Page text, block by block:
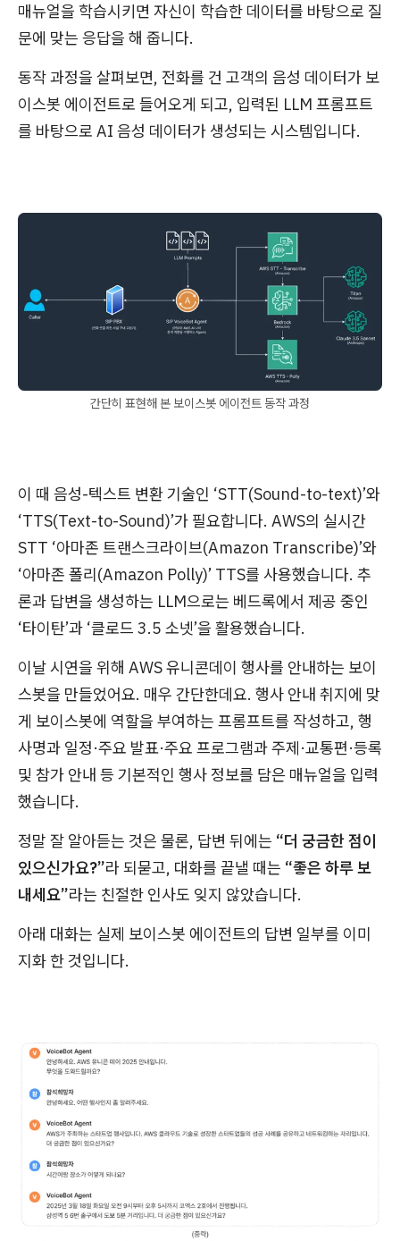
매뉴얼을 학습시키면 자신이 학습한 데이터를 바탕으로 질
문에 맞는 응답을 해 줍니다.
동작 과정을 살펴보면, 전화를 건 고객의 음성 데이터가 보
이스봇 에이전트로 들어오게 되고, 입력된 LLM 프롬프트
를 바탕으로 AI 음성 데이터가 생성되는 시스템입니다.
간단히 표현해 본 보이스봇 에이전트 동작 과정
이 때 음성-텍스트 변환 기술인 ‘STT(Sound-to-text)’와
‘TTS(Text-to-Sound)’가 필요합니다. AWS의 실시간
STT ‘아마존 트랜스크라이브(Amazon Transcribe)’와
‘아마존 폴리(Amazon Polly)’ TTS를 사용했습니다. 추
론과 답변을 생성하는 LLM으로는 베드록에서 제공 중인
‘타이탄’과 ‘클로드 3.5 소넷’을 활용했습니다.
이날 시연을 위해 AWS 유니콘데이 행사를 안내하는 보이
스봇을 만들었어요. 매우 간단한데요. 행사 안내 취지에 맞
게 보이스봇에 역할을 부여하는 프롬프트를 작성하고, 행
사명과 일정·주요 발표·주요 프로그램과 주제·교통편·등록
및 참가 안내 등 기본적인 행사 정보를 담은 매뉴얼을 입력
했습니다.
정말 잘 알아듣는 것은 물론, 답변 뒤에는 “더 궁금한 점이
있으신가요?”라 되묻고, 대화를 끝낼 때는 “좋은 하루 보
내세요”라는 친절한 인사도 잊지 않았습니다.
아래 대화는 실제 보이스봇 에이전트의 답변 일부를 이미
지화 한 것입니다.